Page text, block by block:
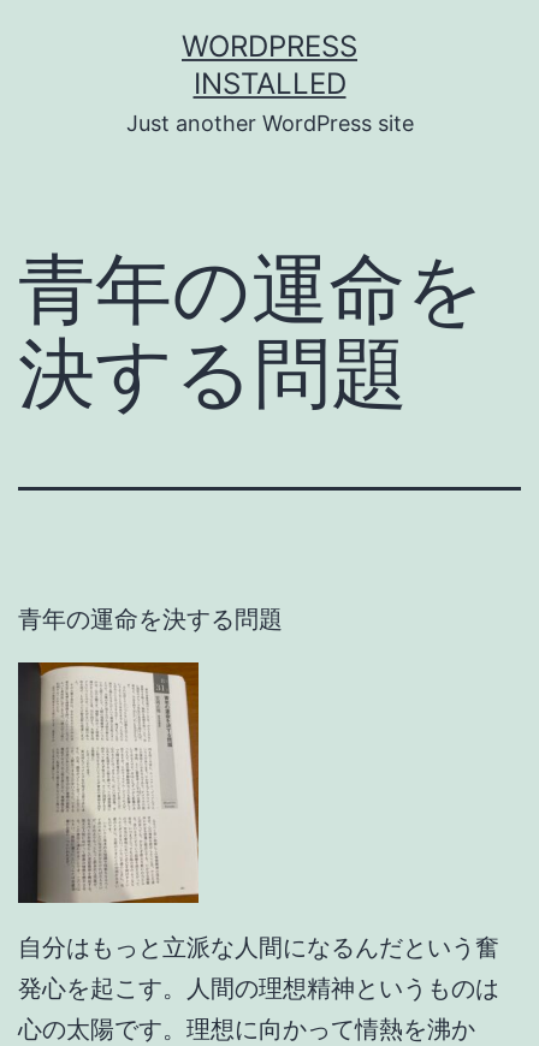
WORDPRESS
INSTALLED
Just another WordPress site
青年の運命を
決する問題
青年の運命を決する問題
自分はもっと立派な人間になるんだという奮
発心を起こす。人間の理想精神というものは
心の太陽です。理想に向かって情熱を沸か